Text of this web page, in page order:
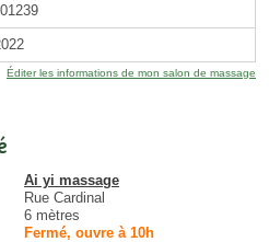
Éditer les informations de mon salon de massage
Ai yi massage
Rue Cardinal
6 mètres
Fermé, ouvre à 10h